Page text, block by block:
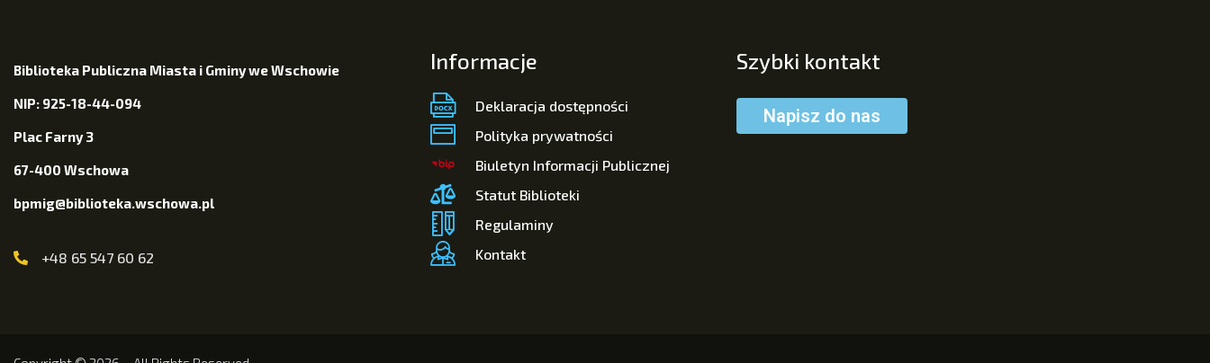
Biblioteka Publiczna Miasta i Gminy we Wschowie
NIP: 925-18-44-094
Plac Farny 3
67-400 Wschowa
bpmig@biblioteka.wschowa.pl
+48 65 547 60 62
Informacje
Deklaracja dostępności
Polityka prywatności
Biuletyn Informacji Publicznej
Statut Biblioteki
Regulaminy
Kontakt
Szybki kontakt
Napisz do nas